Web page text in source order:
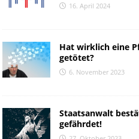
16. April 2024
Hat wirklich eine
getötet?
6. November 2023
Staatsanwalt
gefährdet!